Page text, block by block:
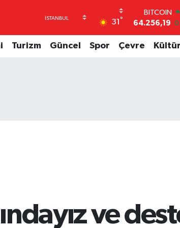
31 °
DOLAR
47,5834
EURO
54,9368
Turizm Güncel Spor Çevre
ve